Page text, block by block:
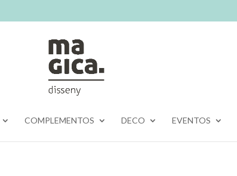
COMPLEMENTOS DECO EVENTOS